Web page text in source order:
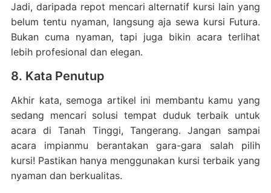
Jadi, daripada repot mencari alternatif kursi lain yang
belum tentu nyaman, langsung aja sewa kursi Futura.
Bukan cuma nyaman, tapi juga bikin acara terlihat
lebih profesional dan elegan.
8. Kata Penutup
Akhir kata, semoga artikel ini membantu kamu yang
sedang mencari solusi tempat duduk terbaik untuk
acara di Tanah Tinggi, Tangerang. Jangan sampai
acara impianmu berantakan gara-gara salah pilih
kursi! Pastikan hanya menggunakan kursi terbaik yang
nyaman dan berkualitas.